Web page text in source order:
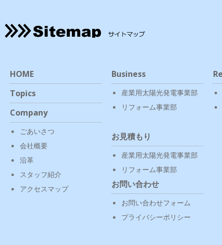
HOME
Topics
Company
ごあいさつ
会社概要
沿革
スタッフ紹介
アクセスマップ
Business
産業用太陽光発電事業部
リフォーム事業部
お見積もり
産業用太陽光発電事業部
リフォーム事業部
お問い合わせ
お問い合わせフォーム
プライバシーポリシー